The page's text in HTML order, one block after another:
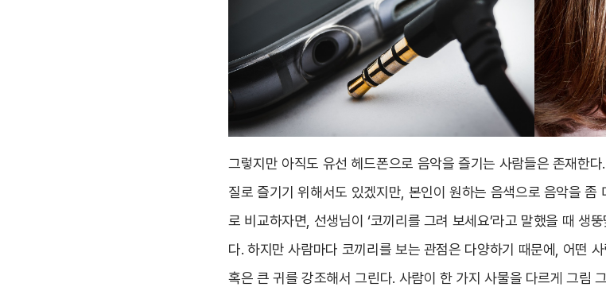
그렇지만 아직도 유선 헤드폰으로 음악을 즐기는 사람들은 존재한
질로 즐기기 위해서도 있겠지만, 본인이 원하는 음색으로 음악을 좀
로 비교하자면, 선생님이 ‘코끼리를 그려 보세요’라고 말했을 때 생
다. 하지만 사람마다 코끼리를 보는 관점은 다양하기 때문에, 어떤
혹은 큰 귀를 강조해서 그린다. 사람이 한 가지 사물을 다르게 그림